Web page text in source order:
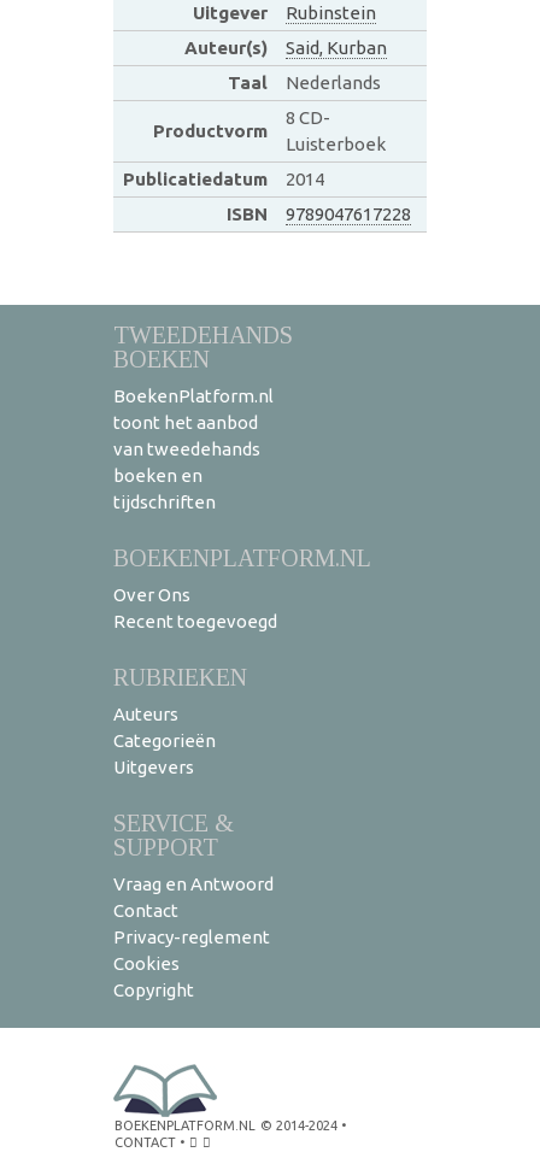
Uitgever
Rubinstein
Auteur(s)
Said, Kurban
Taal
Nederlands
Productvorm
8 CD-
Luisterboek
Publicatiedatum
2014
ISBN
9789047617228
TWEEDEHANDS
BOEKEN
BoekenPlatform.nl
toont het aanbod
van tweedehands
boeken en
tijdschriften
BOEKENPLATFORM.NL
Over Ons
Recent toegevoegd
RUBRIEKEN
Auteurs
Categorieën
Uitgevers
SERVICE &
SUPPORT
Vraag en Antwoord
Contact
Privacy-reglement
Cookies
Copyright
BOEKENPLATFORM.NL © 2014-2024 •
CONTACT •